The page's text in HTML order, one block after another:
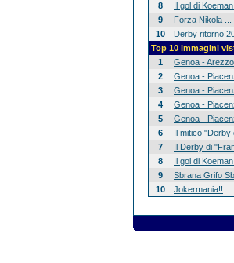
8
Il gol di
9
Forza Nikola
10
Derby ritorno
Top 10 immagini
1
Genoa - Arezzo
2
Genoa -
3
Genoa -
4
Genoa -
5
Genoa -
6
Il mitico "Derby
7
Il Derby di
8
Il gol di
9
Sbrana Grifo
10
Jokermania!!